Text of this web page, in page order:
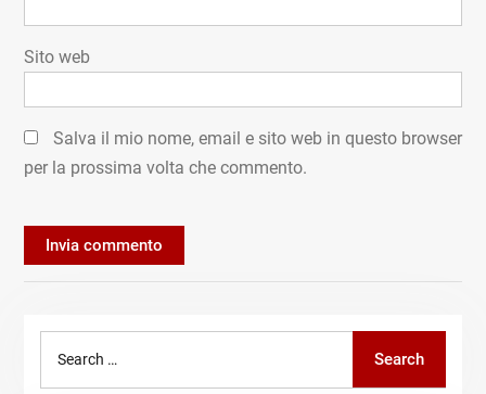
Sito web
Salva il mio nome, email e sito web in questo browser
per la prossima volta che commento.
Search